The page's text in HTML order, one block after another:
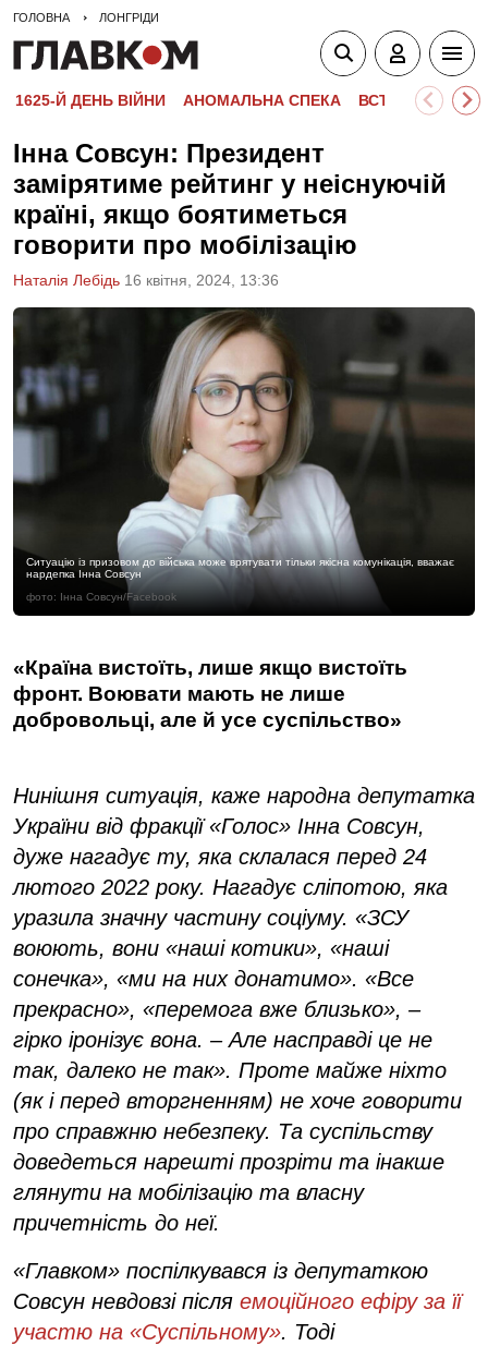
ГОЛОВНА ЛОНГРІДИ
1625-Й ДЕНЬ ВІЙНИ АНОМАЛЬНА СПЕКА ВСТУПНА
Інна Совсун: Президент
замірятиме рейтинг у неіснуючій
країні, якщо боятиметься
говорити про мобілізацію
Наталія Лебідь 16 квiтня, 2024, 13:36
Ситуацію із призовом до війська може врятувати тільки якісна комунікація, вважає
нардепка Інна Совсун
фото: Інна Совсун/Facebook
«Країна вистоїть, лише якщо вистоїть
фронт. Воювати мають не лише
добровольці, але й усе суспільство»
Нинішня ситуація, каже народна депутатка
України від фракції «Голос» Інна Совсун,
дуже нагадує ту, яка склалася перед 24
лютого 2022 року. Нагадує сліпотою, яка
уразила значну частину соціуму. «ЗСУ
воюють, вони «наші котики», «наші
сонечка», «ми на них донатимо». «Все
прекрасно», «перемога вже близько», –
гірко іронізує вона. – Але насправді це не
так, далеко не так». Проте майже ніхто
(як і перед вторгненням) не хоче говорити
про справжню небезпеку. Та суспільству
доведеться нарешті прозріти та інакше
глянути на мобілізацію та власну
причетність до неї.
«Главком» поспілкувався із депутаткою
Совсун невдовзі після емоційного ефіру за її
участю на «Суспільному». Тоді